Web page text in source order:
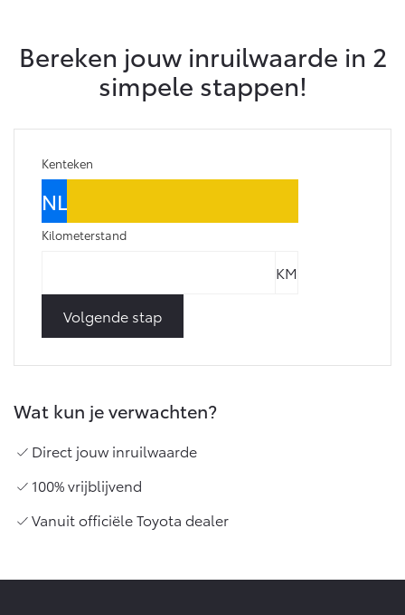
Bereken jouw inruilwaarde in 2
simpele stappen!
Kenteken
Kilometerstand
Volgende stap
Wat kun je verwachten?
Direct jouw inruilwaarde
100% vrijblijvend
Vanuit officiële Toyota dealer